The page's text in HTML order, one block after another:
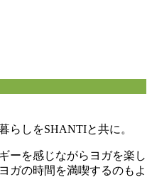
らしをSHANTIと共に。
ーを感じながらヨガを楽し
ガの時間を満喫するのもよ